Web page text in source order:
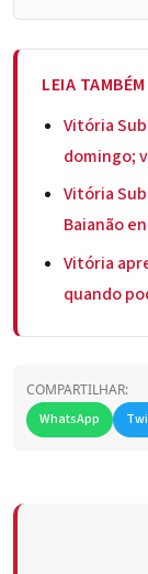
LEIA TAMBÉM
Vitória
domingo;
Vitória
Baianão
Vitória
quando
COMPARTILHAR:
WhatsApp